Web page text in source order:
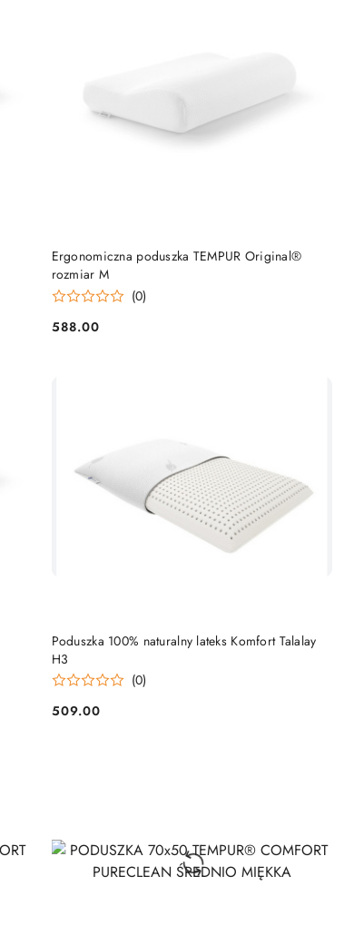
Ergonomiczna poduszka TEMPUR Original®
rozmiar M
(0)
Cena:
588.00
DO KOSZYKA
Poduszka 100% naturalny lateks Komfort Talalay
H3
(0)
Cena:
509.00
DO KOSZYKA